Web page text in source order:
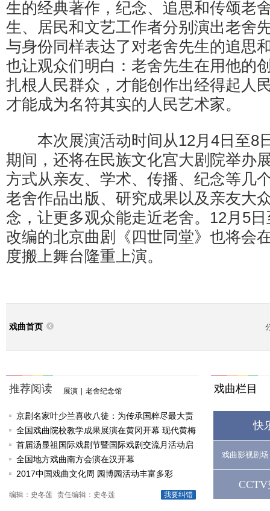
生的经典著作，纪念、追思和传颂老
生、居民和文艺工作者分别演出老舍
与身份同样表达了对老舍先生的追思
也让观众们明白：老舍先生在用他的
扎根人民群众，才能创作出经得起人
才能成为名符其实的人民艺术家。
本次展演活动时间从12月4日至8
期间，还将在民族文化宫大剧院举办
方式从亲友、学术、传播、纪念等几
老舍作品出版、研究成果以及亲友大
念，让更多观众能走近老舍。12月5
改编的北京曲剧《四世同堂》也将会
度搬上舞台隆重上演。
戏曲首页
推荐阅读 展演 老舍纪念馆
京剧名家叶少兰喜收八徒：为传承国粹尽最大责
任
全国戏曲院校教学成果展演在黄冈开幕 现代黄梅
戏《槐花谣》倾情..
首届汤显祖国际戏剧节暨国际戏剧交流月活动启
动
全国地方戏曲南方会演在汉开幕
2017中国戏曲文化周 园博园活动丰富多彩
我要纠错
编辑：史冬莲 责任编辑：史冬莲
戏曲栏目
快
戏曲影视剧场